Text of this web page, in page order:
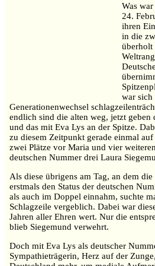
Was
24.
ihren
in die
überholt
war sich
Generationenwechsel
endlich sind die alten weg, jetzt geben
und das mit Eva Lys an der Spitze.
zu diesem Zeitpunkt gerade einmal
zwei Plätze vor Maria und vier
deutschen Nummer drei Laura
Als diese übrigens am Tag, an dem
erstmals den Status der deutschen
als auch im Doppel einnahm, suchte
Schlagzeile vergeblich. Dabei war
Jahren aller Ehren wert. Nur die
blieb Siegemund verwehrt.
Doch mit Eva Lys als deutscher
Sympathieträgerin, Herz auf der